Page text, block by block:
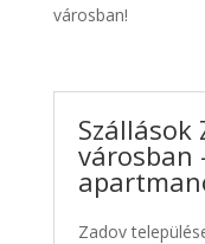
városban!
Szállások
városban
Zadov